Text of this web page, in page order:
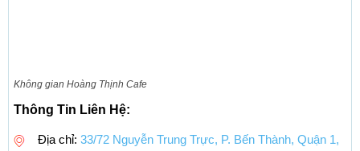
Không gian Hoàng Thịnh Cafe
Thông Tin Liên Hệ:
Địa chỉ: 33/72 Nguyễn Trung Trực, P. Bến Thành, Quận 1,